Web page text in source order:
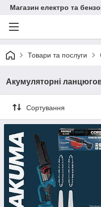
Магазин електро та
Товари та послуги
Акумуляторні
Сортування